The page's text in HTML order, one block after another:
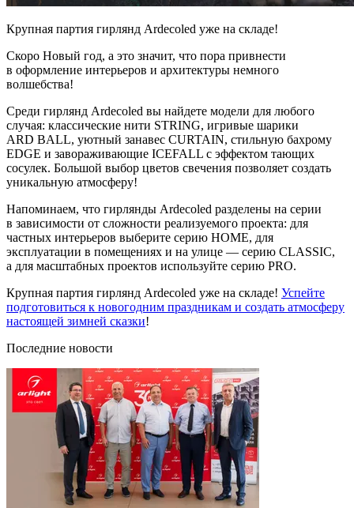
Крупная партия гирлянд Ardecoled уже на складе!
Скоро Новый год, а это значит, что пора привнести
в оформление интерьеров и архитектуры немного
волшебства!
Среди гирлянд Ardecoled вы найдете модели для любого
случая: классические нити STRING, игривые шарики
ARD BALL, уютный занавес CURTAIN, стильную бахрому
EDGE и завораживающие ICEFALL с эффектом тающих
сосулек. Большой выбор цветов свечения позволяет создать
уникальную атмосферу!
Напоминаем, что гирлянды Ardecoled разделены на серии
в зависимости от сложности реализуемого проекта: для
частных интерьеров выберите серию HOME, для
эксплуатации в помещениях и на улице — серию CLASSIC,
а для масштабных проектов используйте серию PRO.
Крупная партия гирлянд Ardecoled уже на складе! Успейте
подготовиться к новогодним праздникам и создать атмосферу
настоящей зимней сказки!
Последние новости